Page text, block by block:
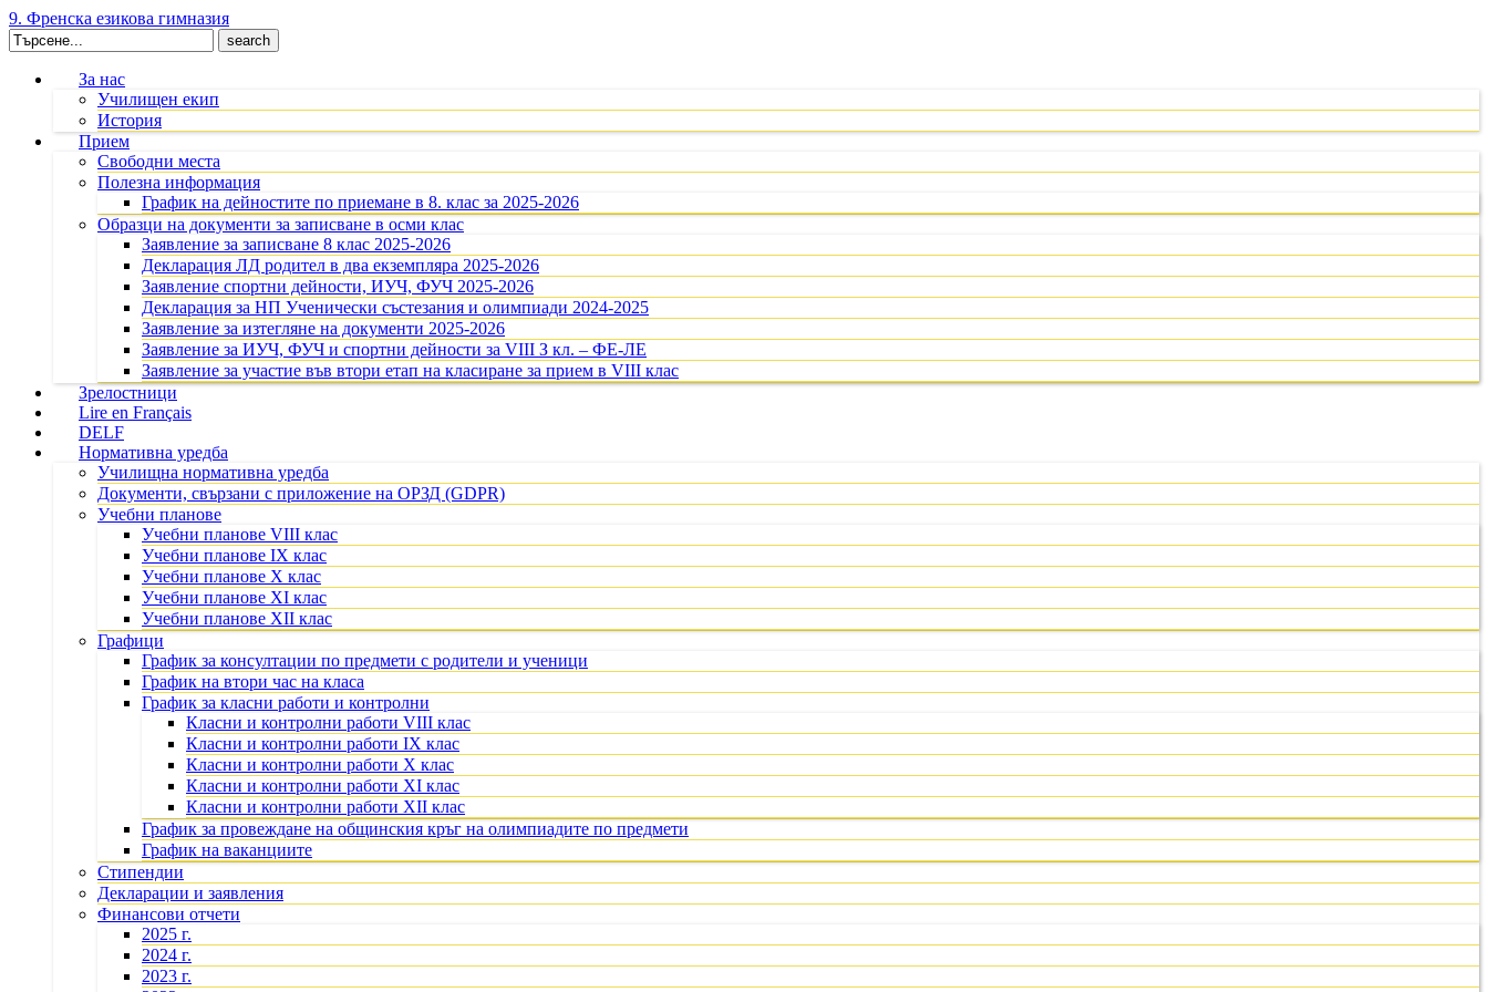
9. Френска езикова гимназия
Search
for:
За нас
Училищен екип
История
Прием
Свободни места
Полезна информация
График на дейностите по приемане в 8. клас за 2025-2026
Образци на документи за записване в осми клас
Заявление за записване 8 клас 2025-2026
Декларация ЛД родител в два екземпляра 2025-2026
Заявление спортни дейности, ИУЧ, ФУЧ 2025-2026
Декларация за НП Ученически състезания и олимпиади 2024-2025
Заявление за изтегляне на документи 2025-2026
Заявление за ИУЧ, ФУЧ и спортни дейности за VIII З кл. – ФЕ-ЛЕ
Заявление за участие във втори етап на класиране за прием в VIII клас
Зрелостници
Lire en Français
DELF
Нормативна уредба
Училищна нормативна уредба
Документи, свързани с приложение на ОРЗД (GDPR)
Учебни планове
Учебни планове VIII клас
Учебни планове IX клас
Учебни планове X клас
Учебни планове XI клас
Учебни планове XII клас
Графици
График за консултации по предмети с родители и ученици
График на втори час на класа
График за класни работи и контролни
Класни и контролни работи VIII клас
Класни и контролни работи IX клас
Класни и контролни работи X клас
Класни и контролни работи XI клас
Класни и контролни работи XII клас
График за провеждане на общинския кръг на олимпиадите по предмети
График на ваканциите
Стипендии
Декларации и заявления
Финансови отчети
2025 г.
2024 г.
2023 г.